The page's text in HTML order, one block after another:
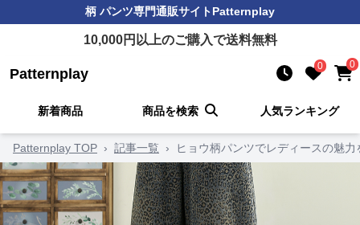
柄 パンツ専門通販サイトPatternplay
10,000円以上のご購入で送料無料
Patternplay 0 0
新着商品 商品を検索 人気ランキング
Patternplay TOP › 記事一覧 › ヒョウ柄パンツでレディースの魅